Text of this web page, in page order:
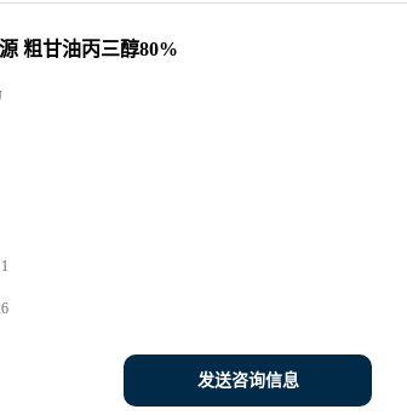
粗甘油丙三醇80%
发送咨询信息